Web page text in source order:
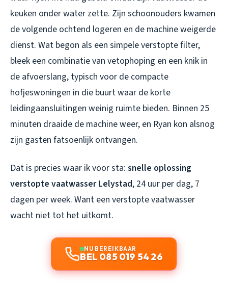
keuken onder water zette. Zijn schoonouders kwamen
de volgende ochtend logeren en de machine weigerde
dienst. Wat begon als een simpele verstopte filter,
bleek een combinatie van vetophoping en een knik in
de afvoerslang, typisch voor de compacte
hofjeswoningen in die buurt waar de korte
leidingaansluitingen weinig ruimte bieden. Binnen 25
minuten draaide de machine weer, en Ryan kon alsnog
zijn gasten fatsoenlijk ontvangen.
Dat is precies waar ik voor sta: snelle oplossing
verstopte vaatwasser Lelystad, 24 uur per dag, 7
dagen per week. Want een verstopte vaatwasser
wacht niet tot het uitkomt.
NU BEREIKBAAR
BEL 085 019 54 26